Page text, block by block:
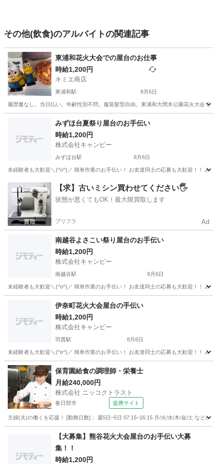
その他(飲食)のアルバイトの関連記事
東浦和花火大会での屋台のお仕事
時給1,200円
キミエ商店
東浦和駅 8月6日
履歴書なし。当日払い。年齢性別不問。服装髪型自由。東浦和大間木公園花火大会で
さいたま市 東浦和駅 その他 屋台
みずほ台夏祭り屋台のお手伝い
時給1,200円
株式会社キャンビー
みずほ台駅 8月6日
埼玉 富士見市 みずほ台駅 飲食 夏祭り
【求】古いミシン買わせてください🖐️
状態が悪くてもOK！最大限買取します
プリフラ Ad
南越谷よさこい祭り屋台のお手伝い
時給1,200円
株式会社キャンビー
南越谷駅 8月6日
南越谷駅 飲食 屋台
伊奈町花火大会屋台の手伝い
時給1,200円
株式会社キャンビー
羽貫駅 8月6日
埼玉 北足立郡 羽貫駅 飲食 花火大会
保育園給食の調理師・栄養士
月給240,000円
株式会社 ニッコクトラスト
春日部市 提携サイト
主婦(夫)の働くを応援！ [勤務日数]： 週5日~5日 07:15~16:15 月/火/水/木/金/土 など
キッチン
【大募集】熊谷花火大会屋台のお手伝い大募
集！！
時給1,200円